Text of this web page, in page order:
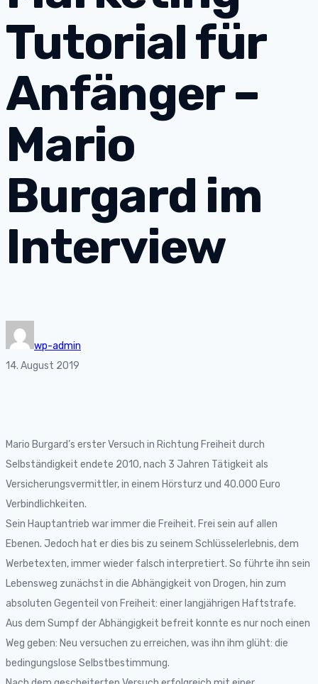
Tutorial für
Anfänger –
Mario
Burgard im
Interview
wp-admin
14. August 2019
Mario Burgard’s erster Versuch in Richtung Freiheit durch
Selbständigkeit endete 2010, nach 3 Jahren Tätigkeit als
Versicherungsvermittler, in einem Hörsturz und 40.000 Euro
Verbindlichkeiten.
Sein Hauptantrieb war immer die Freiheit. Frei sein auf allen
Ebenen. Jedoch hat er dies bis zu seinem Schlüsselerlebnis, dem
Werbetexten, immer wieder falsch interpretiert. So führte ihn sein
Lebensweg zunächst in die Abhängigkeit von Drogen, hin zum
absoluten Gegenteil von Freiheit: einer langjährigen Haftstrafe.
Aus dem Sumpf der Abhängigkeit befreit konnte es nur noch einen
Weg geben: Neu versuchen zu erreichen, was ihn ihm glüht: die
bedingungslose Selbstbestimmung.